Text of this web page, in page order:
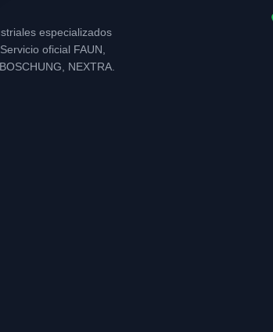
especializados
oficial FAUN,
NEXTRA.